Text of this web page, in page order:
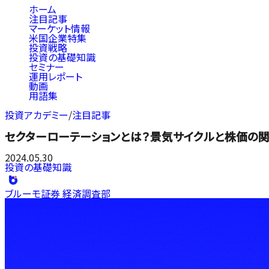
ホーム
注目記事
マーケット情報
米国企業特集
投資戦略
投資の基礎知識
セミナー
運用レポート
動画
用語集
投資アカデミー/注目記事
セクターローテーションとは？景気サイクルと株価の
2024.05.30
投資の基礎知識
ブルーモ証券 経済調査部